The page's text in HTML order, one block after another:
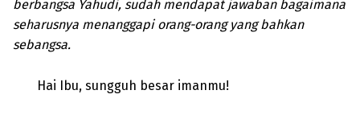
berbangsa Yahudi, sudah mendapat jawaban bagaimana
seharusnya menanggapi orang-orang yang bahkan
sebangsa.
Hai Ibu, sungguh besar imanmu!